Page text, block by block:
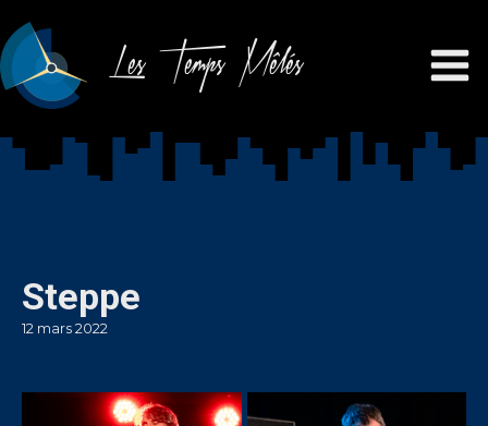
Les Temps Mêlés
Steppe
12 mars 2022